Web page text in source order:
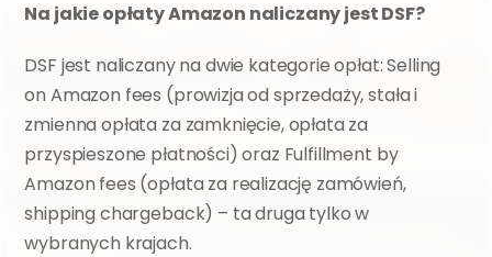
Na jakie opłaty Amazon naliczany jest DSF?
DSF jest naliczany na dwie kategorie opłat: Selling
on Amazon fees (prowizja od sprzedaży, stała i
zmienna opłata za zamknięcie, opłata za
przyspieszone płatności) oraz Fulfillment by
Amazon fees (opłata za realizację zamówień,
shipping chargeback) – ta druga tylko w
wybranych krajach.